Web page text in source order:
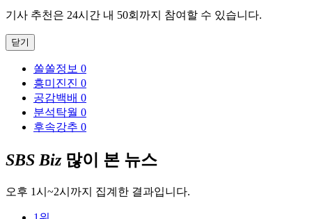
기사 추천은 24시간 내 50회까지 참여할 수 있습니다.
닫기
쏠쏠정보 0
흥미진진 0
공감백배 0
분석탁월 0
후속강추 0
SBS Biz많이 본 뉴스
오후 1시~2시까지 집계한 결과입니다.